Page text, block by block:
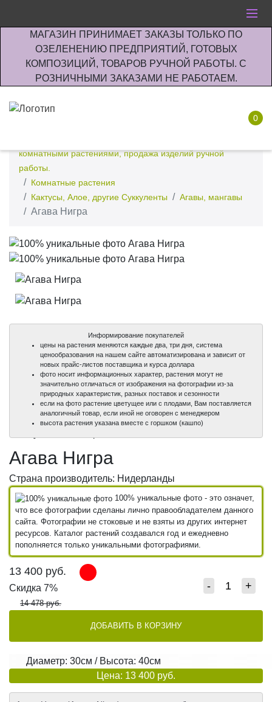
МАГАЗИН ПРИНИМАЕТ ЗАКАЗЫ ТОЛЬКО ПО
ОЗЕЛЕНЕНИЮ ПРЕДПРИЯТИЙ, ГОТОВЫХ
КОМПОЗИЦИЙ, ТОВАРОВ РУЧНОЙ РАБОТЫ. С
РОЗНИЧНЫМИ ЗАКАЗАМИ НЕ РАБОТАЕМ.
0
комнатными растениями, продажа изделий ручной
работы.
Комнатные растения
Кактусы, Алое, другие Суккуленты
Агавы, мангавы
Агава Нигра
100%
100%
Информирование покупателей
цены на растения меняются каждые два, три дня, система
ценообразования на нашем сайте автоматизирована и зависит от
новых прайс-листов поставщика и курса доллара
фото носит информационных характер, растения могут не
значительно отличаться от изображения на фотографии из-за
природных характеристик, разных поставок и сезонности
если на фото растение цветущее или с плодами, Вам поставляется
аналогичный товар, если иной не оговорен с менеджером
высота растения указана вместе с горшком (кашпо)
Агава Нигра
Страна производитель: Нидерланды
100% уникальные фото - это означет,
что все фотографии сделаны лично правообладателем данного
сайта. Фотографии не стоковые и не взяты из других интернет
ресурсов. Каталог растений создавался год и ежедневно
пополняется только уникальными фотографиями.
13 400 руб.
Скидка 7%
14 478 руб.
- +
ДОБАВИТЬ В КОРЗИНУ
Диаметр: 30см / Высота: 40см
Цена: 13 400 руб.